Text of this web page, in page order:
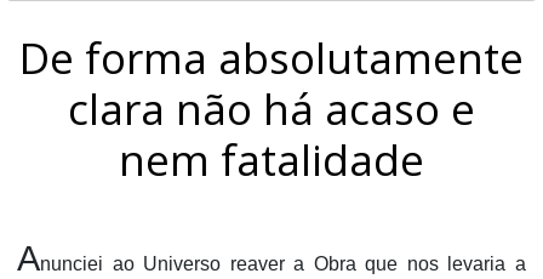
De forma absolutamente
clara não há acaso e
nem fatalidade
Anunciei ao Universo reaver a Obra que nos levaria a